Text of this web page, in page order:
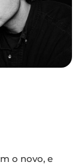
o novo, e